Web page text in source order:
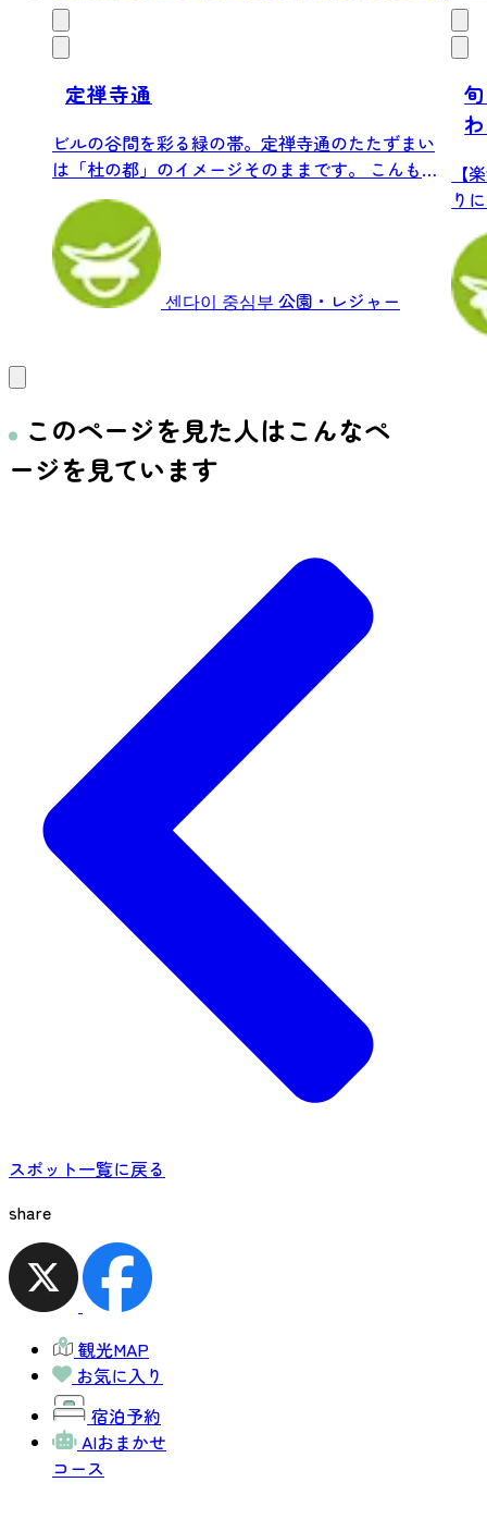
定禅寺通
ビルの谷間を彩る緑の帯。定禅寺通のたたずまい
は「杜の都」のイメージそのままです。 こんもり
と茂...
센다이 중심부 公園・レジャー
【
り
毎
このページを見た人はこんなペ
ージを見ています
スポット一覧に戻る
share
観光MAP
お気に入り
宿泊予約
AIおまかせ
コース